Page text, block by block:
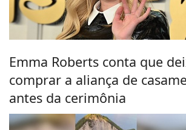
Emma Roberts conta que
comprar a aliança de
antes da cerimônia